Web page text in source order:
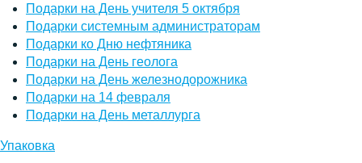
Подарки на День учителя 5 октября
Подарки системным администраторам
Подарки ко Дню нефтяника
Подарки на День геолога
Подарки на День железнодорожника
Подарки на 14 февраля
Подарки на День металлурга
Упаковка